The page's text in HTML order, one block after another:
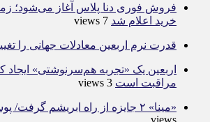
فروش فوری دنا پلاس آغاز می‌شود؛
خرید اعلام شد 7 views
قدرت نرم اربعین معادلات جهانی را
اربعین یک «تجربه هم‌سرنوشتی» ایجاد
مراقبت است 3 views
«مینا» ۲ جایزه از راه ابریشم گرفت/ پوستر منتشر شد
views